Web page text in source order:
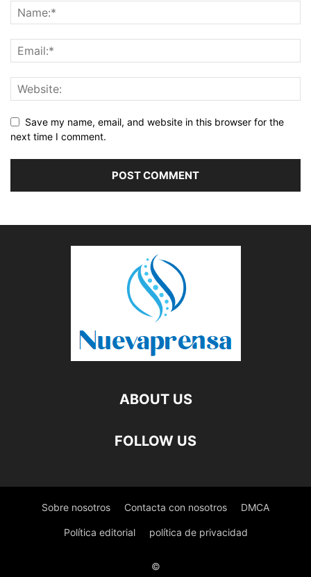
Save my name, email, and website in this browser for the
next time I comment.
ABOUT US
FOLLOW US
Sobre nosotros Contacta con nosotros DMCA
Política editorial política de privacidad
©